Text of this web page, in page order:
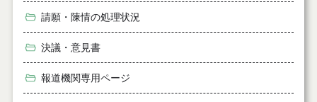
請願・陳情の処理状況
決議・意見書
報道機関専用ページ